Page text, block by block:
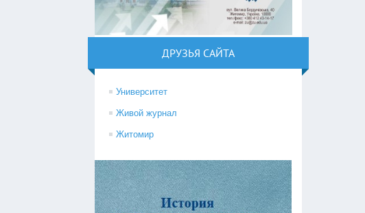
ДРУЗЬЯ САЙТА
Университет
Живой журнал
Житомир